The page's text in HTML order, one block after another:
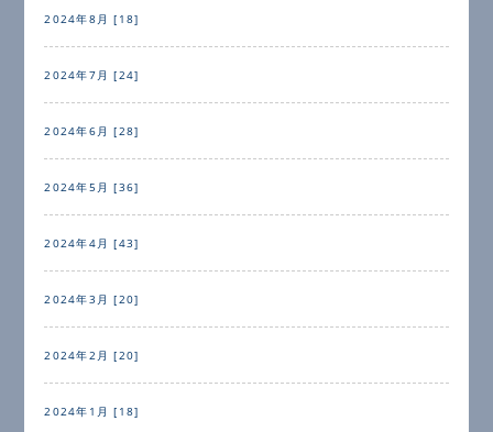
2024年8月 [18]
2024年7月 [24]
2024年6月 [28]
2024年5月 [36]
2024年4月 [43]
2024年3月 [20]
2024年2月 [20]
2024年1月 [18]